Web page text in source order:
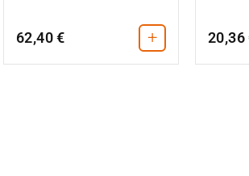
62,40 € + 20,36